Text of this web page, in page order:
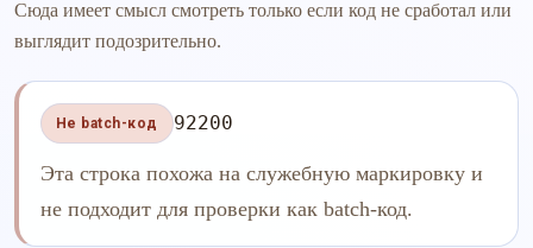
Сюда имеет смысл смотреть только если код не сработал или
выглядит подозрительно.
Не batch-код 92200
Эта строка похожа на служебную маркировку и
не подходит для проверки как batch-код.